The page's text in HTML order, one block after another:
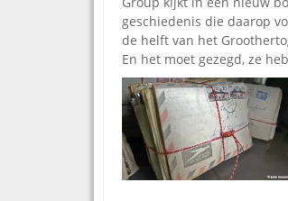
geschiedenis die daarop
de helft van het
En het moet gezegd, ze